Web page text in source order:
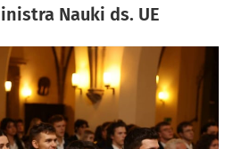
Nauki ds. UE